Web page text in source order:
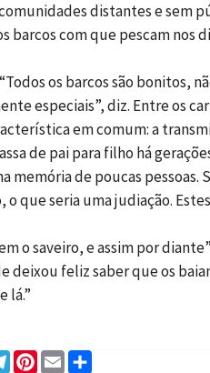
distantes e sem
barcos com que pescam nos
os barcos são bonitos,
especiais”, diz. Entre os
em comum: a
de pai para filho há
memória de poucas pessoas.
que seria uma judiação.
o saveiro, e assim por
deixou feliz saber que os
lá.”
Telegram
Pinterest
Email